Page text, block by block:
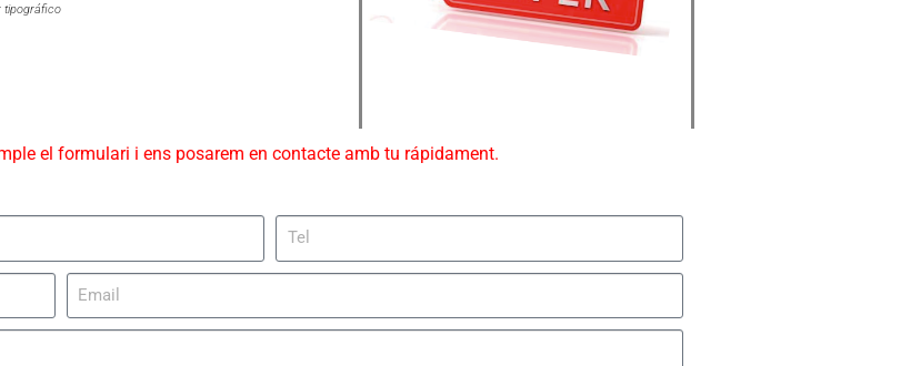
tipográfico
el formulari i ens posarem en contacte amb tu rápidament.